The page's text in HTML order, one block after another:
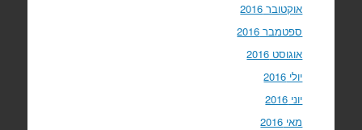
אוקטובר 2016
ספטמבר 2016
אוגוסט 2016
יולי 2016
יוני 2016
מאי 2016